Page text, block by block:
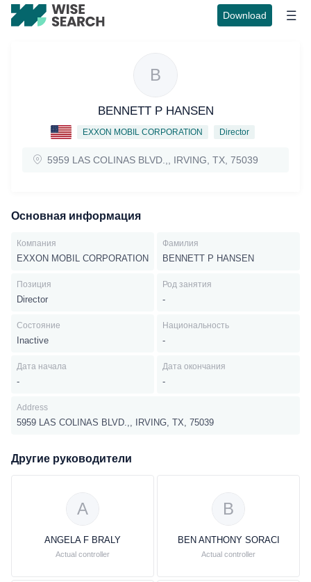
Download
B
BENNETT P HANSEN
EXXON MOBIL CORPORATION Director
5959 LAS COLINAS BLVD.,, IRVING, TX, 75039
Основная информация
Компания
EXXON MOBIL CORPORATION
Фамилия
BENNETT P HANSEN
Позиция
Director
Род занятия
-
Состояние
Inactive
Национальность
-
Дата начала
-
Дата окончания
-
Address
5959 LAS COLINAS BLVD.,, IRVING, TX, 75039
Другие руководители
A
ANGELA F BRALY
Actual controller
B
BEN ANTHONY SORACI
Actual controller